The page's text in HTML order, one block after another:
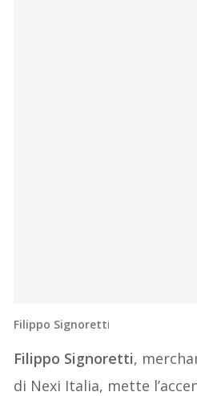
Filippo Signoretti
Filippo Signoretti,
di Nexi Italia, mette